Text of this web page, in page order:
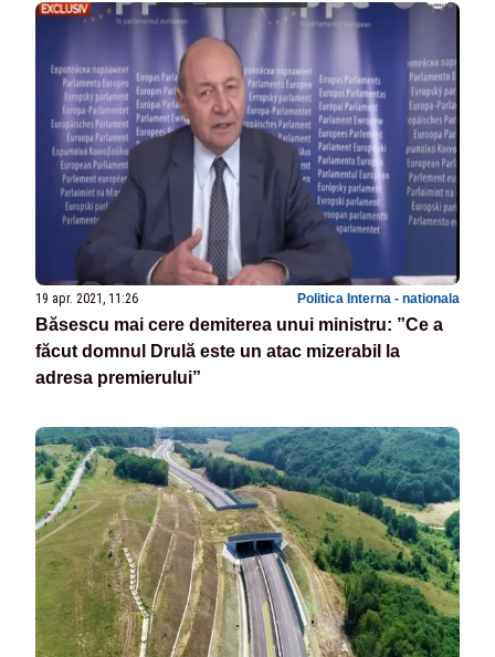
19 apr. 2021, 11:26 Politica Interna - nationala
Băsescu mai cere demiterea unui ministru: ”Ce a
făcut domnul Drulă este un atac mizerabil la
adresa premierului”